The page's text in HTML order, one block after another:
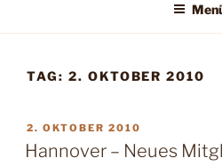
TAG: 2. OKTOBER 2010
VERÖFFENTLICHT
AM
2. OKTOBER 2010
Hannover – Neues